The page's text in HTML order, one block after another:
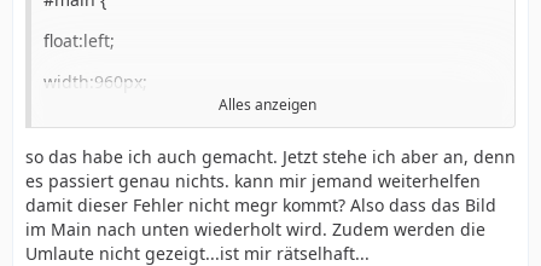
float:left;
width:960px;
background:url(index_bg.png) repeat-x;
clear:both;
margin:0px;
}
Alles anzeigen
so das habe ich auch gemacht. Jetzt stehe ich aber an, denn
es passiert genau nichts. kann mir jemand weiterhelfen
damit dieser Fehler nicht megr kommt? Also dass das Bild
im Main nach unten wiederholt wird. Zudem werden die
Umlaute nicht gezeigt...ist mir rätselhaft...